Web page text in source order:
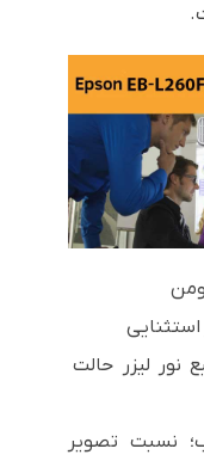
نور لیزر حالت
اینچ مورب؛ نسبت تصویر